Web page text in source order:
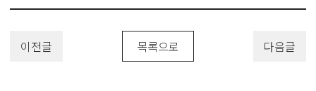
이전글 목록으로 다음글